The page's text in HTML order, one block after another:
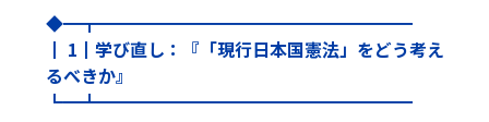
◆━┳━━━━━━━━━━━━━━━━━━
┃ 1┃学び直し：『「現行日本国憲法」をどう考え
るべきか』
┗━┻━━━━━━━━━━━━━━━━━━